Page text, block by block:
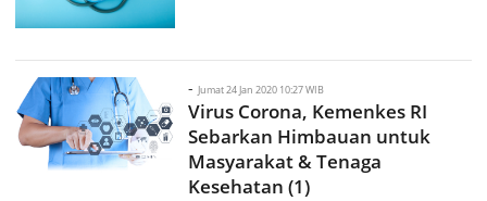
- Jumat 24 Jan 2020 10:27 WIB
Virus Corona, Kemenkes RI
Sebarkan Himbauan untuk
Masyarakat & Tenaga
Kesehatan (1)